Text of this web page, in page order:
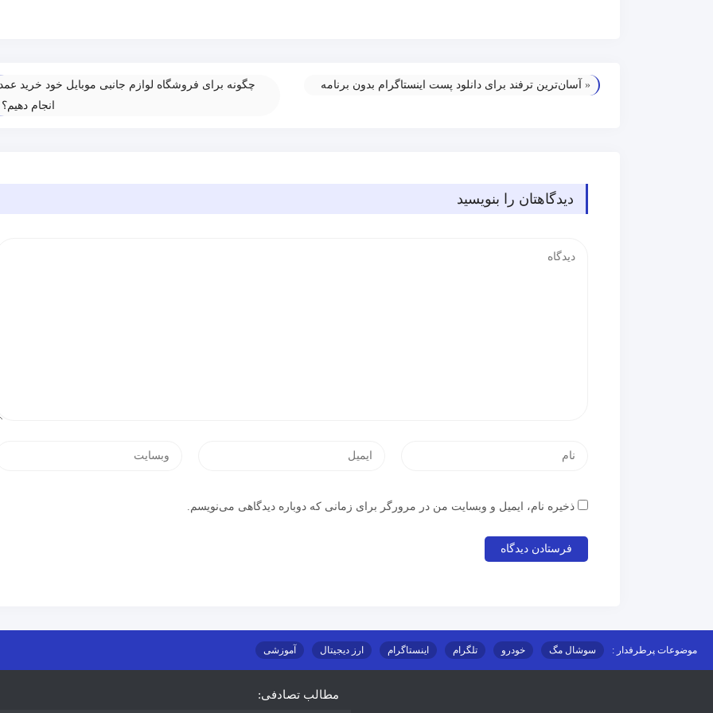
« آسان‌ترین ترفند برای دانلود پست اینستاگرام بدون برنامه
چگونه برای فروشگاه لوازم جانبی موبایل خود خرید
انجام دهیم؟
دیدگاهتان را بنویسید
ذخیره نام، ایمیل و وبسایت من در مرورگر برای زمانی که دوباره دیدگاهی می‌نویسم.
موضوعات پرطرفدار : سوشال مگ خودرو تلگرام اینستاگرام ارز دیجیتال آموزشی
مطالب تصادفی: